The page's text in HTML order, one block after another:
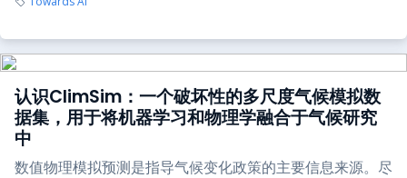
认识ClimSim：一个破坏性的多尺度气候模拟数
据集，用于将机器学习和物理学融合于气候研究
中
数值物理模拟预测是指导气候变化政策的主要信息来源。尽